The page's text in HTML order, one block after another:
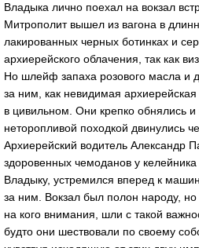
Владыка лично поехал на вокзал
Митрополит вышел из вагона в
лакированных черных ботинках и
архиерейского облачения, так как
Но шлейф запаха розового масла и
за ним, как невидимая
в цивильном. Они крепко обнялись
неторопливой походкой двинулись
Архиерейский водитель Александр
здоровенных чемоданов у
Владыку, устремился вперед к
за ним. Вокзал был полон народу,
на кого внимания, шли с такой
будто они шествовали по своему